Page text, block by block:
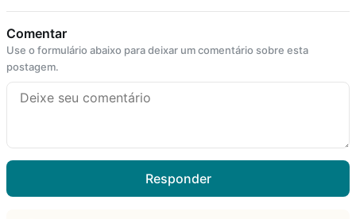
Comentar
Use o formulário abaixo para deixar um comentário sobre esta
postagem.
Responder